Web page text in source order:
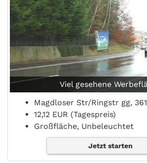
Viel gesehene
Magdloser Str/Ringstr gg,
12,12 EUR (Tagespreis)
Großfläche, Unbeleuchtet
Jetzt starten